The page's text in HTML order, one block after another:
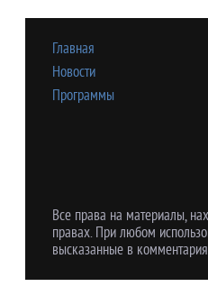
Главная
Новости
Программы
Все права на материалы,
правах. При любом
высказанные в